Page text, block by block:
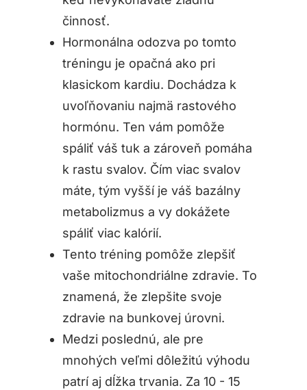
činnosť.
Hormonálna odozva po tomto
tréningu je opačná ako pri
klasickom kardiu. Dochádza k
uvoľňovaniu najmä rastového
hormónu. Ten vám pomôže
spáliť váš tuk a zároveň pomáha
k rastu svalov. Čím viac svalov
máte, tým vyšší je váš bazálny
metabolizmus a vy dokážete
spáliť viac kalórií.
Tento tréning pomôže zlepšiť
vaše mitochondriálne zdravie. To
znamená, že zlepšite svoje
zdravie na bunkovej úrovni.
Medzi poslednú, ale pre
mnohých veľmi dôležitú výhodu
patrí aj dĺžka trvania. Za 10 - 15